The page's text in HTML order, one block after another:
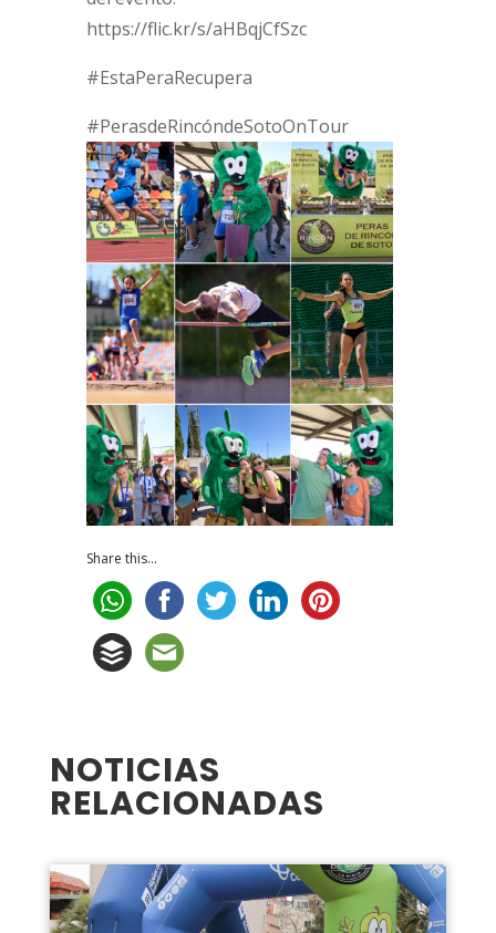
https://flic.kr/s/aHBqjCfSzc
#EstaPeraRecupera
#PerasdeRincóndeSotoOnTour
Share this...
NOTICIAS
RELACIONADAS